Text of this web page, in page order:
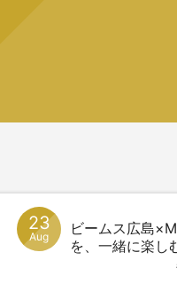
23
Aug
ビームス広島
を、一緒に楽し